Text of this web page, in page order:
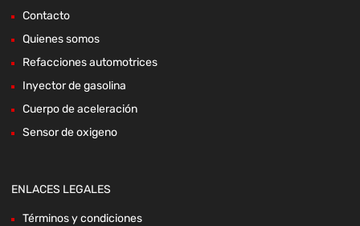
Contacto
Quienes somos
Refacciones automotrices
Inyector de gasolina
Cuerpo de aceleración
Sensor de oxigeno
ENLACES LEGALES
Términos y condiciones